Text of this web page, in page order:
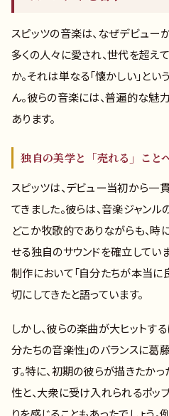
スピッツの音楽は、なぜデビュー
多くの人々に愛され、世代を超え
か。それは単なる「懐かしい」と
ん。彼らの音楽には、普遍的な魅
あります。
独自の美学と「売れる」こと
スピッツは、デビュー当初から一
てきました。彼らは、音楽ジャンル
どこか牧歌的でありながらも、時
せる独自のサウンドを確立してい
制作において「自分たちが本当に
切にしてきたと語っています。
しかし、彼らの楽曲が大ヒットする
分たちの音楽性」のバランスに葛
す。特に、初期の彼らが描きたか
性と、大衆に受け入れられるポッ
りを感じることもあったでしょう